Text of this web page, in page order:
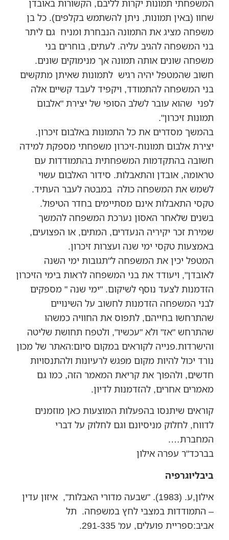
המשפחתי תמונות יקרות לליבם, הקשורות באובדן
שחוו (באין תמונות, ניתן להשתמש בקלפים). כל בן
משפחה מציג את התמונה הנבחרת ומניח גם ליתר
בני המשפחה להגיב עליה. לעתים, בוחרים בני
משפחה שונים אותה תמונה אך מנימוקים שונים.
חשוב שהמטפל יהיה רגיש לתמונות שאיתן מתקשים
בני המשפחה להתמודד, ויקפיד לעבד קשיים אלה
לפני שהוא עובר לשלב הסופי של יצירת "אלבום
תמונות זיכרון".
בהמשך מסדרים את כל התמונות באלבום זיכרון.
יצירת אלבום תמונות-זיכרון משפחתי מספקת למידה
חשובה בהתקדמות המשפחתית בהתמודדות עם
טראומה, אובדן והתאבלות. סידור האלבום עשוי
לשמש את המשפחה כולה במבטה לעבר העתיד.
טקסי התאבלות אינם מסתיימים בחדר הטיפול.
בשנים שלאחר האסון נערכת המשפחה להמשך
שמירת זכר יקיריה הנעדרים, המתים, או הפצועים,
באמצעות טקסי ימי שנה ועצרות זיכרון.
המטפל יכין את המשפחה ל"תגובות ימי השנה
לאובדן", ויעודד את בני המשפחה לראות בימי הזיכרון
הזדמנות לצעד נוסף לשיקום. "ימי שנה " מספקים
לבני המשפחה הזדמנות לחשוב על השינויים
שהתרחשו בחייהם, לתפוס את החוויה כמשהו
שהתרחש "אז" ולא "עכשיו", ולטפח תחושת שליטה
והישרדות.פנייה לקוראים במקום סיום:האתר של מכון
נורד יכול להיות מקום מפגש לרעיונות ולהתנסויות
חדשים, ולהפוך את קריאת המאמר הזה, כמו גם
מאמרים אחרים, להזדמנות לדיון.
קוראים שיתנסו בהפעלות המוצעות כאן מוזמנים
לדווח, לחלוק מניסיונם וגם לחלוק על דברי
המחברת….
בברכד"ר עפרה אילון
ביבליוגרפיה
אילון,ע. (1983). "שבעה מדורי האבלות", איזון עדין
– התמודדות במצבי לחץ במשפחה. תל
אביב:ספריית פועלים, עמ' 291-335.